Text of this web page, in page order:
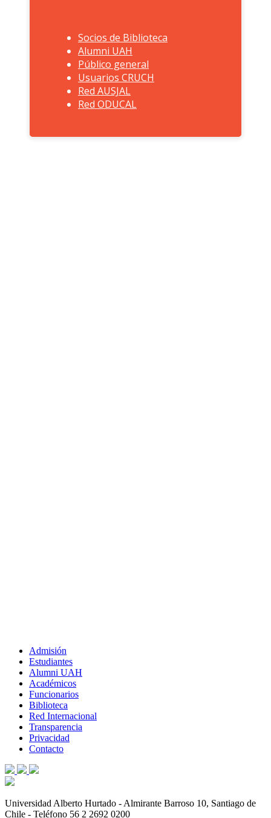
Biblioteca en la comunidad
Socios de Biblioteca
Alumni UAH
Público general
Usuarios CRUCH
Red AUSJAL
Red ODUCAL
Admisión
Estudiantes
Alumni UAH
Académicos
Funcionarios
Biblioteca
Red Internacional
Transparencia
Privacidad
Contacto
Universidad Alberto Hurtado - Almirante Barroso 10, Santiago de
Chile - Teléfono 56 2 2692 0200